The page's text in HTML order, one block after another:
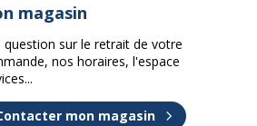
magasin
question sur le retrait de votre
nos horaires, l'espace
mon magasin